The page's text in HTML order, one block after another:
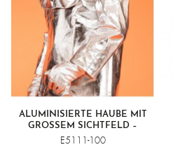
ALUMINISIERTE HAUBE MIT
GROSSEM SICHTFELD – F
ARBLOS E5111-100 ODER V
E5111-100